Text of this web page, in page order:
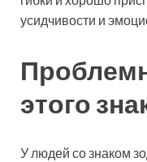
усидчивости и
этого
У людей со знаком